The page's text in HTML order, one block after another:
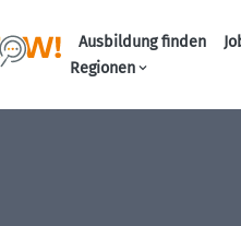
Ausbildung finden
Regionen